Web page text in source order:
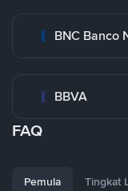
BNC Banco
BBVA
FAQ
Pemula Tingkat